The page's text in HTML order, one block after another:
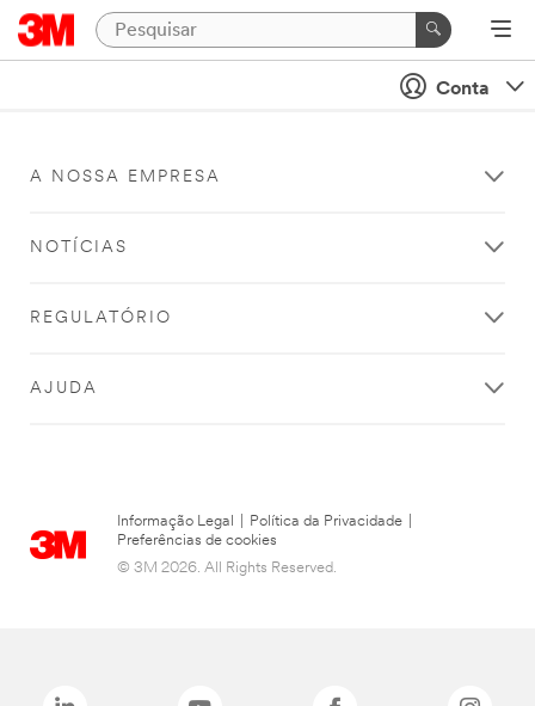
Conta
A NOSSA EMPRESA
NOTÍCIAS
REGULATÓRIO
AJUDA
Informação Legal Política da Privacidade
Preferências de cookies
© 3M 2026. All Rights Reserved.